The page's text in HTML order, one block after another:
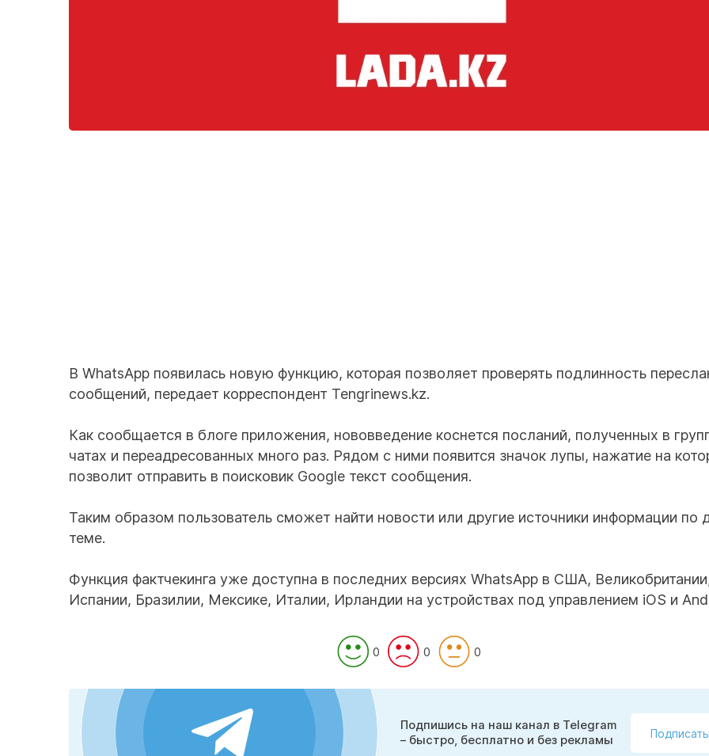
В WhatsApp появилась новую функцию, которая позволяет проверять подлинность
сообщений, передает корреспондент Tengrinews.kz.
Как сообщается в блоге приложения, нововведение коснется посланий, полученных в
чатах и переадресованных много раз. Рядом с ними появится значок лупы, нажатие на
позволит отправить в поисковик Google текст сообщения.
Таким образом пользователь сможет найти новости или другие источники информации по
теме.
Функция фактчекинга уже доступна в последних версиях WhatsApp в США,
Испании, Бразилии, Мексике, Италии, Ирландии на устройствах под управлением iOS и
0 0 0
Подпишись на наш канал в Telegram
– быстро, бесплатно и без рекламы